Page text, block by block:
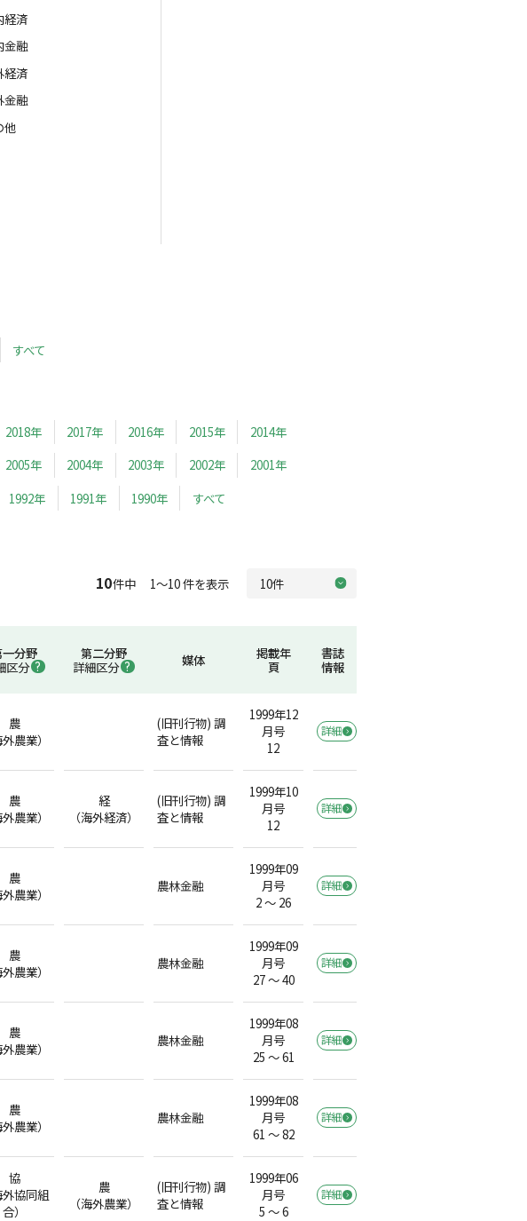
経済
金融
経済
金融
他
すべて
2018年 2017年 2016年 2015年
2014年
2005年 2004年 2003年 2002年
2001年
1992年 1991年 1990年 すべて
10件中 1～10 件を表示
分野
区分
第二分野
詳細区分
媒体
掲載年
頁
書誌
情報
農
外農業）
(旧刊行物) 調
査と情報
1999年12
月号
12
詳細
農
外農業）
経
（海外経済）
(旧刊行物) 調
査と情報
1999年10
月号
12
詳細
農
外農業）
農林金融
1999年09
月号
2 ～ 26
詳細
農
外農業）
農林金融
1999年09
月号
27 ～ 40
詳細
農
外農業）
農林金融
1999年08
月号
25 ～ 61
詳細
農
外農業）
農林金融
1999年08
月号
61 ～ 82
詳細
協
外協同組
合）
農
（海外農業）
(旧刊行物) 調
査と情報
1999年06
月号
5 ～ 6
詳細